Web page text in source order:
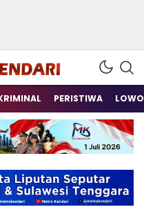
Tenggara
PERISTIWA